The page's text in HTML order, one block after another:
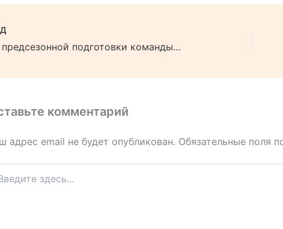
График предсезонной подготовки команды «Красная Армия»
комментарий
адрес email не будет опубликован. Обязательные поля